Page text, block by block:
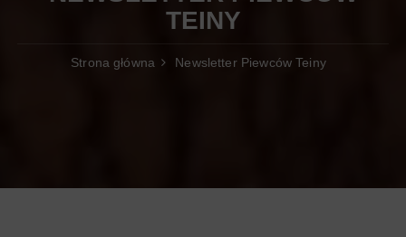
TEINY
Strona główna Newsletter Piewców Teiny